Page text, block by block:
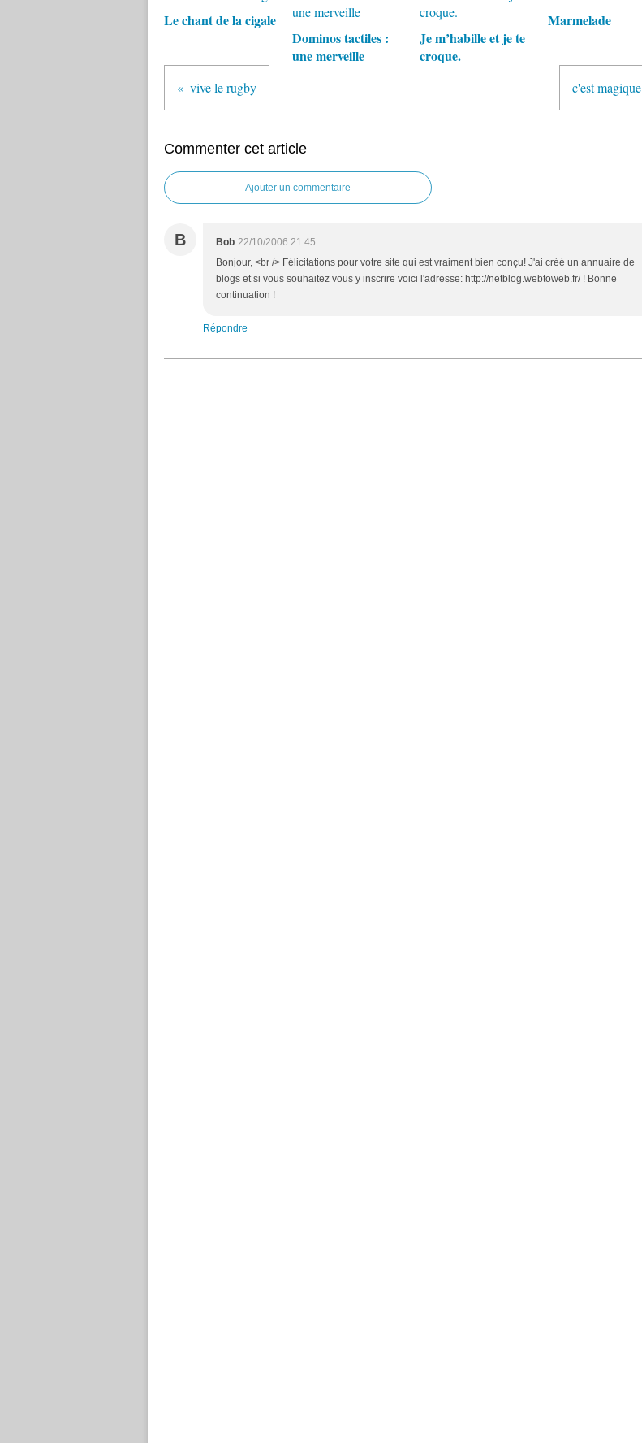
Le chant de la cigale
Dominos tactiles :
une merveille
Je m’habille et je te
croque.
Marmelade
vive le rugby c'est magique
Commenter cet article
Ajouter un commentaire
B Bob 22/10/2006 21:45
Bonjour, <br /> Félicitations pour votre site qui est vraiment bien conçu! J'ai créé un annuaire de
blogs et si vous souhaitez vous y inscrire voici l'adresse: http://netblog.webtoweb.fr/ ! Bonne
continuation !
Répondre